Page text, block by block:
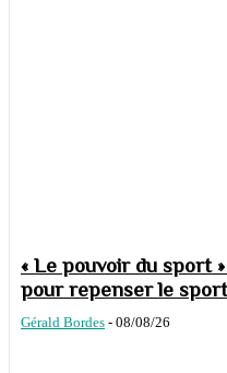
« Le pouvoir du sport
pour repenser le
Gérald Bordes - 08/08/26